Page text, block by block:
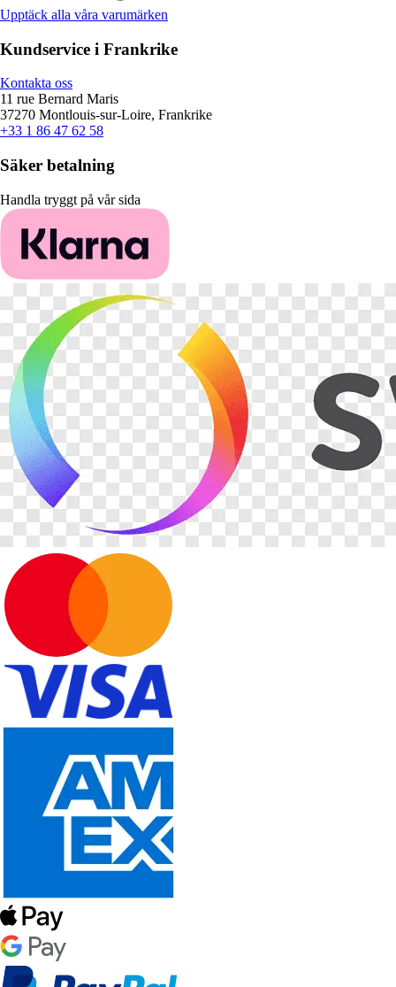
Upptäck alla våra varumärken
Kundservice i Frankrike
Kontakta oss
11 rue Bernard Maris
37270 Montlouis-sur-Loire, Frankrike
+33 1 86 47 62 58
Säker betalning
Handla tryggt på vår sida